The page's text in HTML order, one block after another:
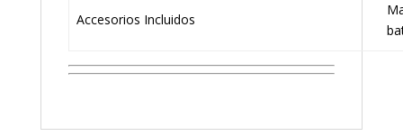
Accesorios Incluidos